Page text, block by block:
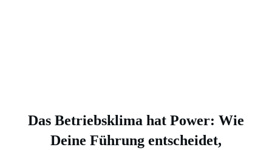
Das Betriebsklima hat Power: Wie
Deine Führung entscheidet,